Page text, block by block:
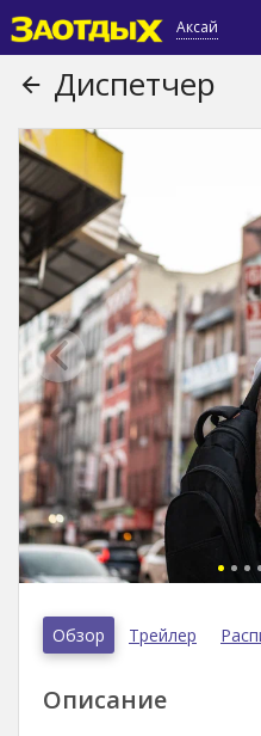
Аксай
Диспетчер
Обзор Трейлер
Описание